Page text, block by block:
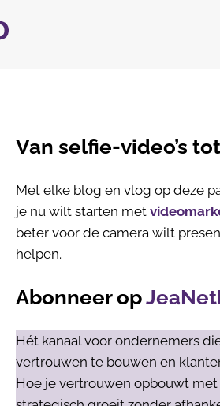
Van selfie-video’s
Met elke blog en vlog op deze
je nu wilt starten met
beter voor de camera wilt
helpen.
Abonneer op
Hét kanaal voor ondernemers
vertrouwen te bouwen en
Hoe je vertrouwen opbouwt met